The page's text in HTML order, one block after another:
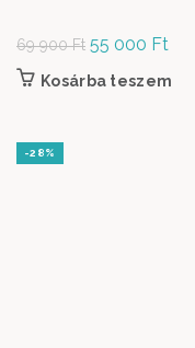
69 900Ft Original
price was:
55 000 Ft
Kosárba teszem
-28%